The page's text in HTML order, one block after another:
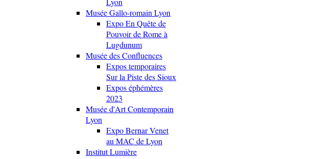
Musée Gallo-romain Lyon
Expo En Quête de
Pouvoir de Rome à
Lugdunum
Musée des Confluences
Expos temporaires
Sur la Piste des Sioux
Expos éphémères
2023
Musée d'Art Contemporain
Lyon
Expo Bernar Venet
au MAC de Lyon
Institut Lumière